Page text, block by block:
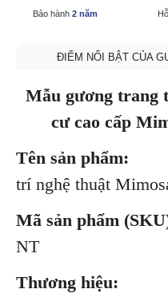
Bảo hành 2 năm
ĐIỂM NỔI BẬT CỦA
Mẫu gương trang
cư cao cấp
Tên sản
trí nghệ thuật
Mã sản phẩm
NT
Thương hiệu: